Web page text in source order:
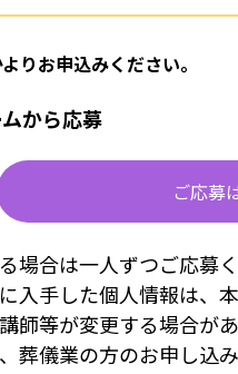
りお申込みください。
から応募
ご応募
場合は一人ずつご応募く
入手した個人情報は、
師等が変更する場合が
葬儀業の方のお申し込